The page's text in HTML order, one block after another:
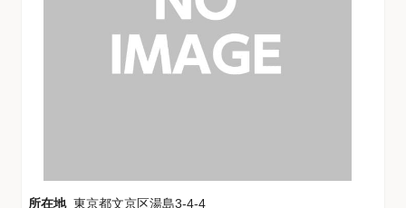
所在地 東京都文京区湯島3-4-4